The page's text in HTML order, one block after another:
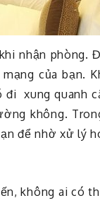
nhận phòng.
của bạn.
xung quanh
không.
để nhờ xử lý
không ai có